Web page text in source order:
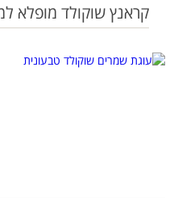
קראנץ שוקולד מופלא